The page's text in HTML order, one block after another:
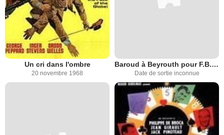
Un cri dans l'ombre
20 novembre 1968
Baroud à Beyrouth pour F.B.I. 505
Date de sortie inconnue